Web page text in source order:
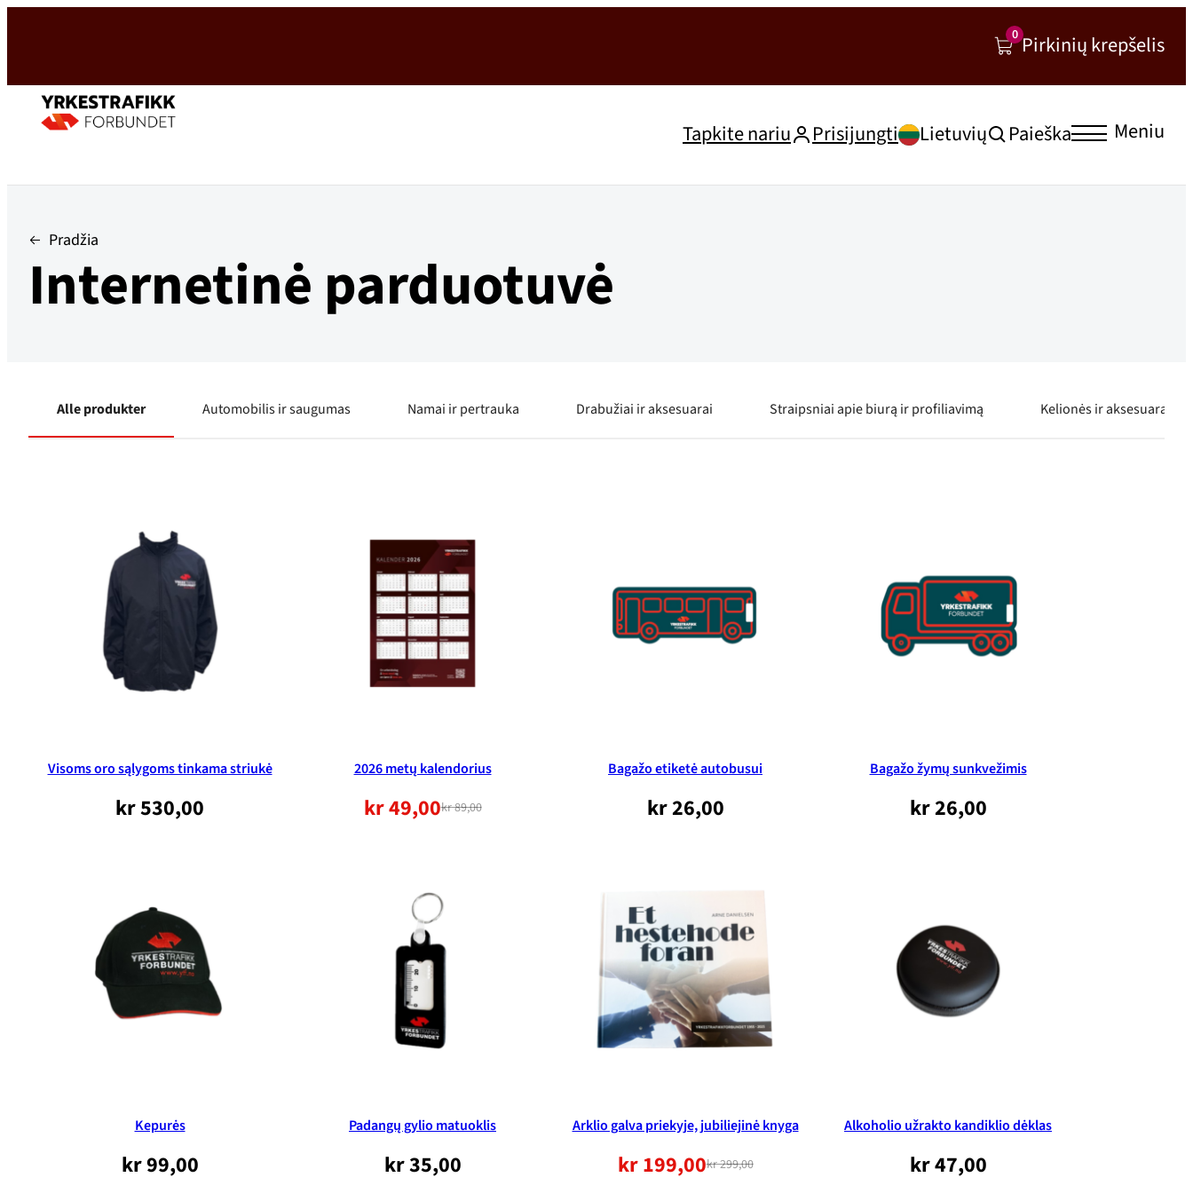
0 Pirkinių krepšelis
Tapkite nariu Prisijungti Lietuvių Paieška Meniu
Pradžia
Internetinė parduotuvė
Alle produkter Automobilis ir saugumas Namai ir pertrauka Drabužiai ir aksesuarai Straipsniai apie biurą ir profiliavimą Kelionės ir aksesuarai
Visoms oro sąlygoms tinkama striukė
kr530,00
2026 metų kalendorius
kr89,00
Pradinė
buvo:
89,00
NOK.
kr49,00Dabartinė
49,00
NOK.
Bagažo etiketė autobusui
kr26,00
Bagažo žymų sunkvežimis
kr26,00
Kepurės
kr99,00
Padangų gylio matuoklis
kr35,00
Arklio galva priekyje, jubiliejinė knyga
kr299,00
Pradinė
kr199,00Dabartinė
Alkoholio užrakto kandiklio dėklas
kr47,00